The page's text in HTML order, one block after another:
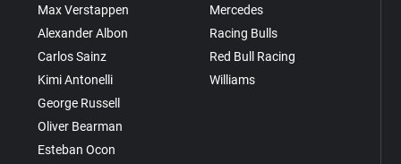
Max Verstappen
Alexander Albon
Carlos Sainz
Kimi Antonelli
George Russell
Oliver Bearman
Esteban Ocon
Mercedes
Racing Bulls
Red Bull Racing
Williams